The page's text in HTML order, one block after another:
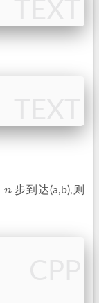
步到达(a,b),则